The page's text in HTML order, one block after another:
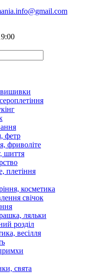
фетр
фриволіте
шиття
плетіння
косметика
свічок
ляльки
розділ
весілля
свята